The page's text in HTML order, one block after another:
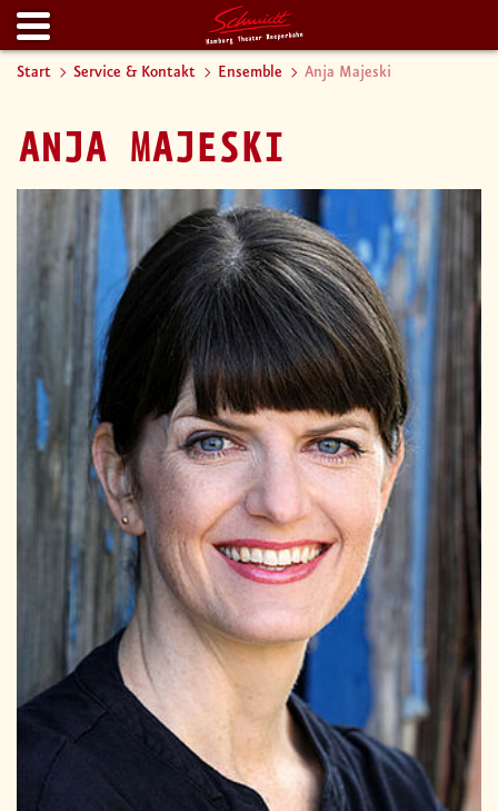
Start Service & Kontakt Ensemble Anja Majeski
ANJA MAJESKI